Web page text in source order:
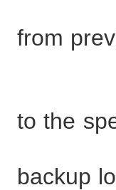
from
-
to the
-
backup